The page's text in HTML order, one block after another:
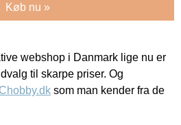
Køb nu »
webshop i Danmark lige nu er
til skarpe priser. Og
som man kender fra de